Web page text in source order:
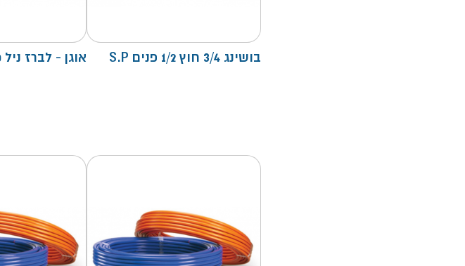
בושינג 3/4 חוץ 1/2 פנים S.P אוגן - לברז ניל 100 מ"מ S.P